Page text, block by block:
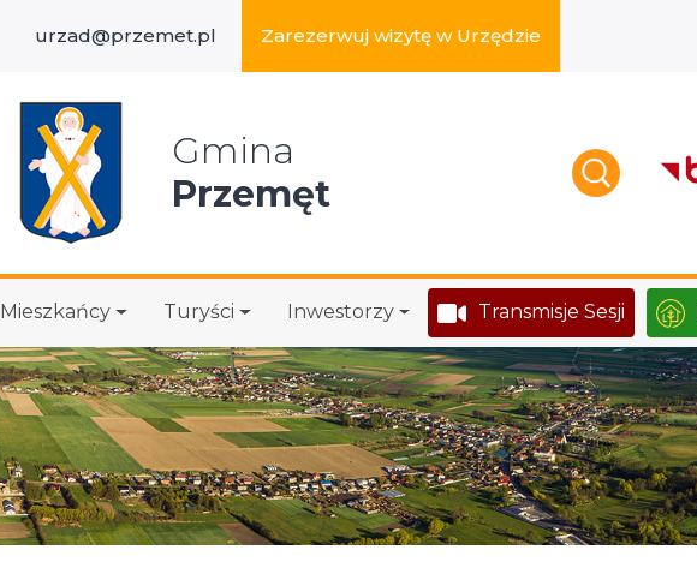
urzad@przemet.pl Zarezerwuj wizytę w Urzędzie
Gmina
Przemęt
Mieszkańcy Turyści Inwestorzy Transmisje Sesji
Wyszukaj w serwisie